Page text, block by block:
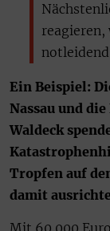
reagieren,
Ein Beispiel:
Nassau und
Waldeck
Tropfen auf
damit